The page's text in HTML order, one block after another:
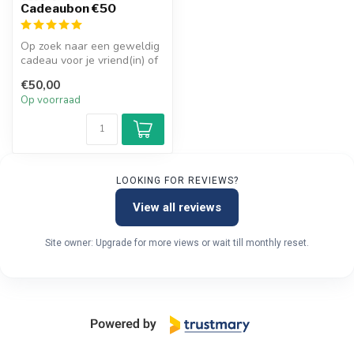
Cadeaubon €50
Op zoek naar een geweldig
cadeau voor je vriend(in) of
€50,00
Op voorraad
LOOKING FOR REVIEWS?
View all reviews
Site owner: Upgrade for more views or wait till monthly reset.